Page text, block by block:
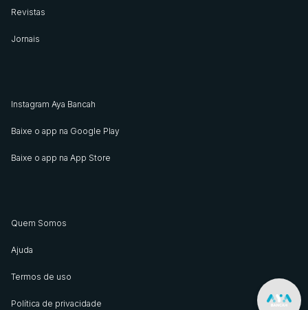
Revistas
Jornais
Instagram Aya Bancah
Baixe o app na Google Play
Baixe o app na App Store
Quem Somos
Ajuda
Termos de uso
Política de privacidade